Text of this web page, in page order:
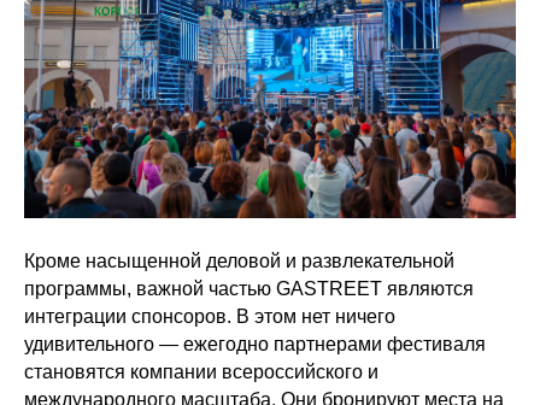
Кроме насыщенной деловой и развлекательной
программы, важной частью GASTREET являются
интеграции спонсоров. В этом нет ничего
удивительного — ежегодно партнерами фестиваля
становятся компании всероссийского и
международного масштаба. Они бронируют места на